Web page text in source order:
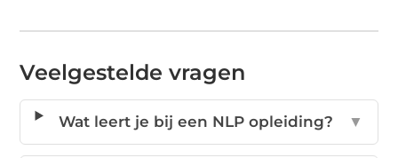
Veelgestelde vragen
Wat leert je bij een NLP opleiding? ▼